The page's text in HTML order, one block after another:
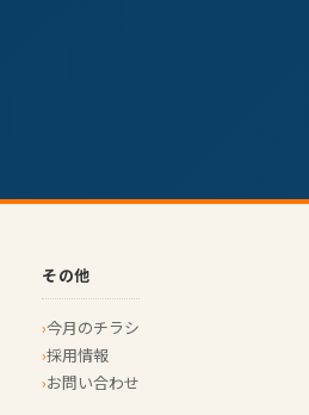
その他
今月のチラシ
採用情報
お問い合わせ